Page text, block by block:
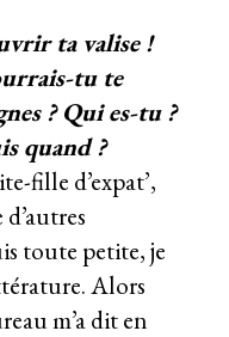
ta valise !
tu te
? Qui es-tu ?
quand ?
fille d’expat’,
toute petite, je
Alors
m’a dit en